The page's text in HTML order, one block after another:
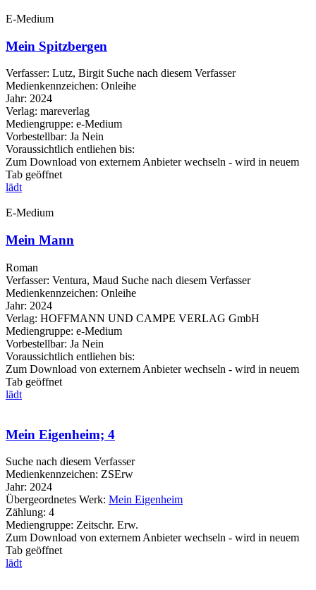
E-Medium
Mein Spitzbergen
Verfasser: Lutz, Birgit Suche nach diesem Verfasser
Medienkennzeichen: Onleihe
Jahr: 2024
Verlag: mareverlag
Mediengruppe: e-Medium
Vorbestellbar: Ja Nein
Voraussichtlich entliehen bis:
Zum Download von externem Anbieter wechseln - wird in neuem
Tab geöffnet
lädt
E-Medium
Mein Mann
Roman
Verfasser: Ventura, Maud Suche nach diesem Verfasser
Medienkennzeichen: Onleihe
Jahr: 2024
Verlag: HOFFMANN UND CAMPE VERLAG GmbH
Mediengruppe: e-Medium
Vorbestellbar: Ja Nein
Voraussichtlich entliehen bis:
Zum Download von externem Anbieter wechseln - wird in neuem
Tab geöffnet
lädt
Mein Eigenheim; 4
Suche nach diesem Verfasser
Medienkennzeichen: ZSErw
Jahr: 2024
Übergeordnetes Werk: Mein Eigenheim
Zählung: 4
Mediengruppe: Zeitschr. Erw.
Zum Download von externem Anbieter wechseln - wird in neuem
Tab geöffnet
lädt